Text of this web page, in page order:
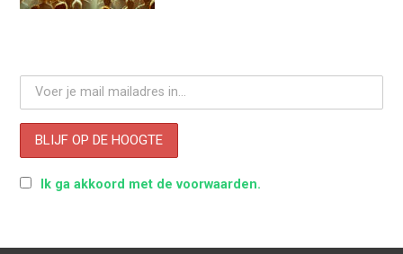
Ik ga akkoord met de voorwaarden.